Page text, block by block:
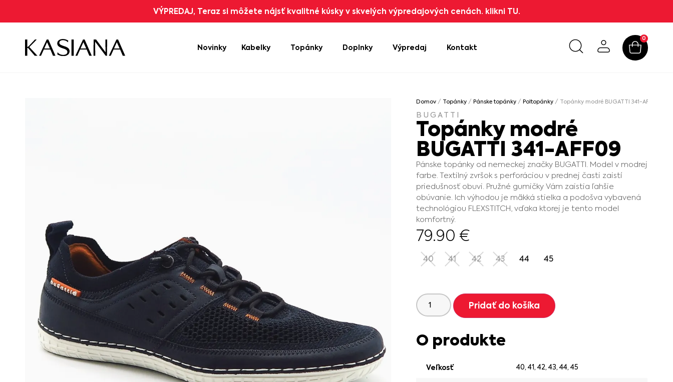
VÝPREDAJ, Teraz si môžete nájsť kvalitné kúsky v skvelých výpredajových cenách. klikni TU.
Novinky Kabelky Topánky Doplnky Výpredaj Kontakt
0
Domov / Topánky /Pánske topánky /Poltopánky / Topánky modré BUGATTI 341-AFF09
BUGATTI
Topánky modré
BUGATTI 341-AFF09
Pánske topánky od nemeckej značky BUGATTI. Model v modrej
farbe. Textilný zvršok s perforáciou v prednej časti zaistí
priedušnosť obuvi. Pružné gumičky Vám zaistia ľahšie
obúvanie. Ich výhodou je mäkká stielka a podošva vybavená
technológiou FLEXSTITCH, vďaka ktorej je tento model
komfortný.
79.90€
40 41 42 43 44 45
Pridať do košíka
O produkte
Veľkosť 40,41,42,43,44,45